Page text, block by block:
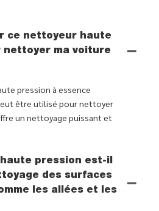
ce nettoyeur haute
nettoyer ma voiture
pression à essence
être utilisé pour nettoyer
un nettoyage puissant et
pression est-il
des surfaces
les allées et les